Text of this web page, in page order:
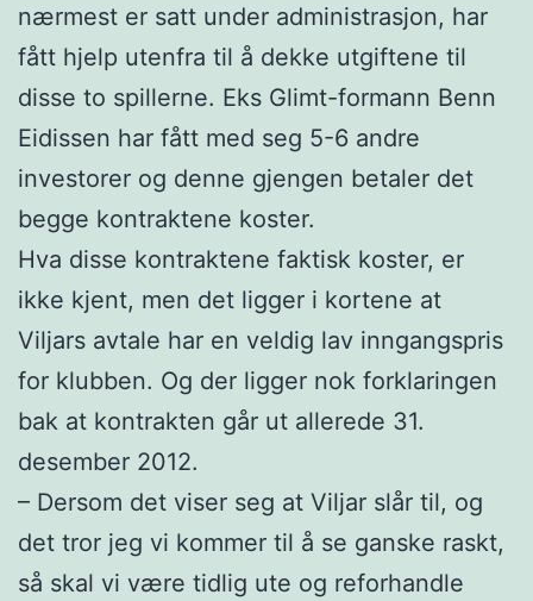
nærmest er satt under administrasjon, har
fått hjelp utenfra til å dekke utgiftene til
disse to spillerne. Eks Glimt-formann Benn
Eidissen har fått med seg 5-6 andre
investorer og denne gjengen betaler det
begge kontraktene koster.
Hva disse kontraktene faktisk koster, er
ikke kjent, men det ligger i kortene at
Viljars avtale har en veldig lav inngangspris
for klubben. Og der ligger nok forklaringen
bak at kontrakten går ut allerede 31.
desember 2012.
– Dersom det viser seg at Viljar slår til, og
det tror jeg vi kommer til å se ganske raskt,
så skal vi være tidlig ute og reforhandle